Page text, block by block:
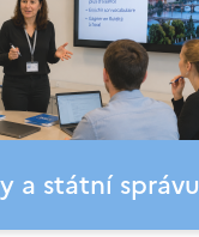
a státní správu